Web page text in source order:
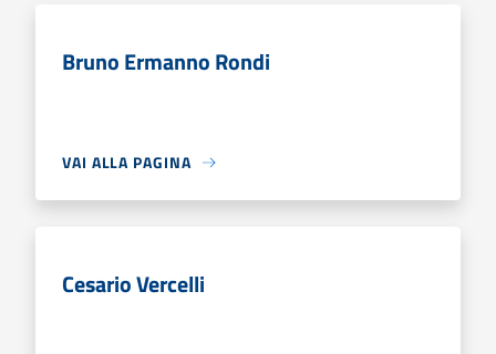
Bruno Ermanno Rondi
VAI ALLA PAGINA
Cesario Vercelli